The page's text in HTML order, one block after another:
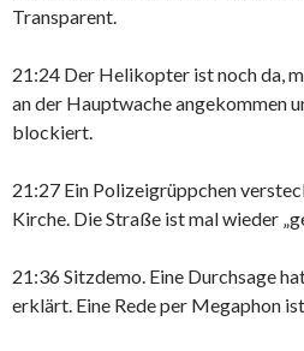
Transparent.
21:24 Der Helikopter ist noch da,
an der Hauptwache angekommen
blockiert.
21:27 Ein Polizeigrüppchen
Kirche. Die Straße ist mal wieder
21:36 Sitzdemo. Eine Durchsage
erklärt. Eine Rede per Megaphon